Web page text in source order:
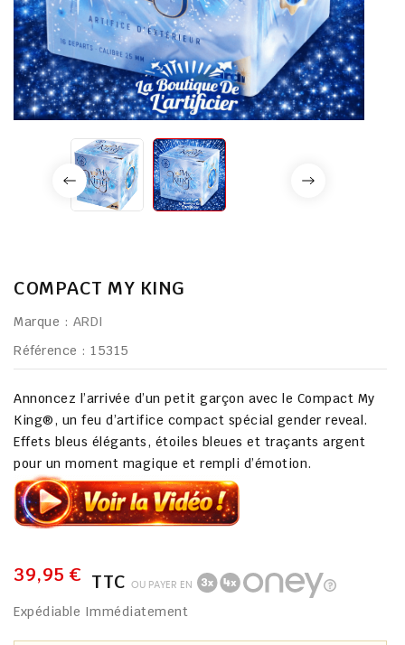
COMPACT MY KING
Marque : ARDI
Référence : 15315
Annoncez l’arrivée d’un petit garçon avec le Compact My
King®, un feu d’artifice compact spécial gender reveal.
Effets bleus élégants, étoiles bleues et traçants argent
pour un moment magique et rempli d’émotion.
39,95 € TTC OU PAYER EN
Expédiable Immédiatement